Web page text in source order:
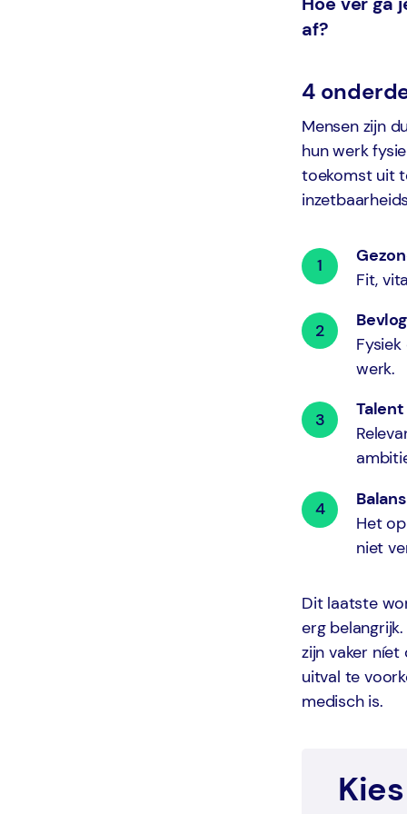
af?
4
Mensen zijn
hun werk
toekomst uit
Fit,
werk.
Het
niet
Dit laatste
erg
zijn vaker
uitval te
medisch is.